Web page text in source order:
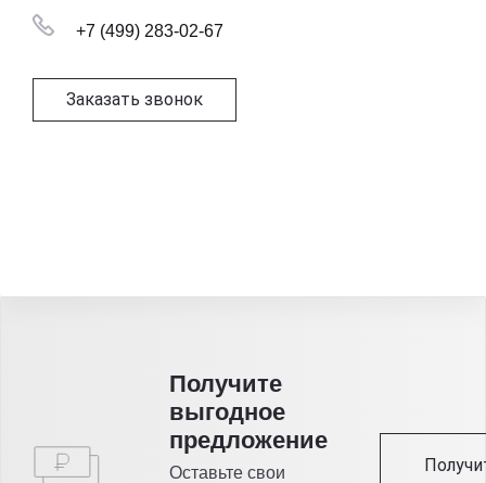
+7 (499) 283-02-67
Заказать звонок
Получитe
выгодное
предложение
Оставьте свои